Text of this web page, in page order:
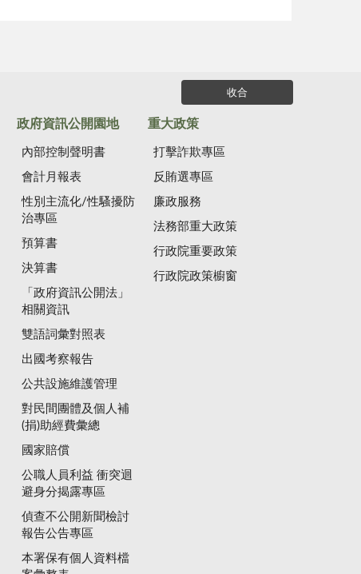
收合
政府資訊公開園地
內部控制聲明書
會計月報表
性別主流化/性騷擾防
治專區
預算書
決算書
「政府資訊公開法」
相關資訊
雙語詞彙對照表
出國考察報告
公共設施維護管理
對民間團體及個人補
(捐)助經費彙總
國家賠償
公職人員利益 衝突迴
避身分揭露專區
偵查不公開新聞檢討
報告公告專區
本署保有個人資料檔
重大政策
打擊詐欺專區
反賄選專區
廉政服務
法務部重大政策
行政院重要政策
行政院政策櫥窗